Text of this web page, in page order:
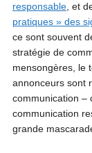
responsable, et
pratiques » des
ce sont souvent
stratégie de
mensongères, le
annonceurs sont
communication –
communication
grande